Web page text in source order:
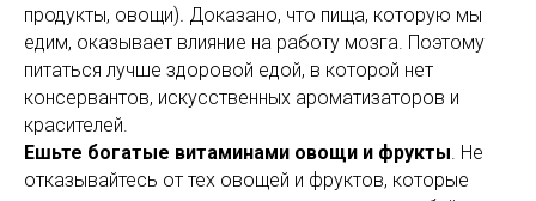
продукты, овощи). Доказано, что пища, которую мы
едим, оказывает влияние на работу мозга. Поэтому
питаться лучше здоровой едой, в которой нет
консервантов, искусственных ароматизаторов и
красителей.
Ешьте богатые витаминами овощи и фрукты. Не
отказывайтесь от тех овощей и фруктов, которые